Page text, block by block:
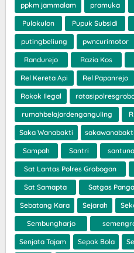
ppkm jammalam pramuka
Pulokulon Pupuk Subsidi
putingbeliung pwncurimotor
Randurejo Razia Kos
Rel Kereta Api Rel Papanrejo
Rokok Ilegal
rumahbelajardenganguling
Saka Wanabakti sakawanabakti
Sampah Santri
Sat Lantas Polres Grobogan
Sat Samapta Satgas
Sebatang Kara Sejarah
Sembungharjo
Senjata Tajam Sepak Bola